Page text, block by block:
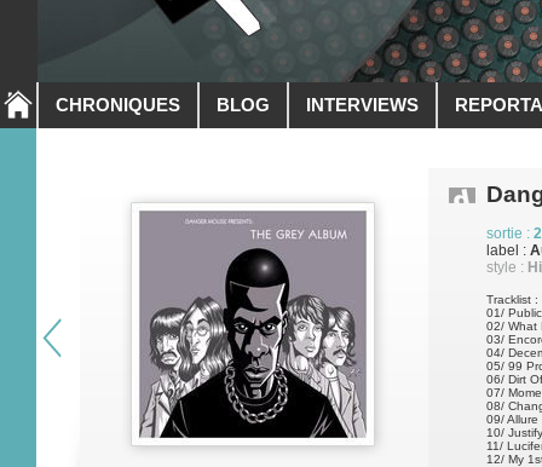
CHRONIQUES BLOG INTERVIEWS
sortie :
label :
style :
Tracklist :
01/
02/ What
03/
04/
05/ 99
06/ Dirt
07/
08/
09/ Allure
10/
11/
12/ My